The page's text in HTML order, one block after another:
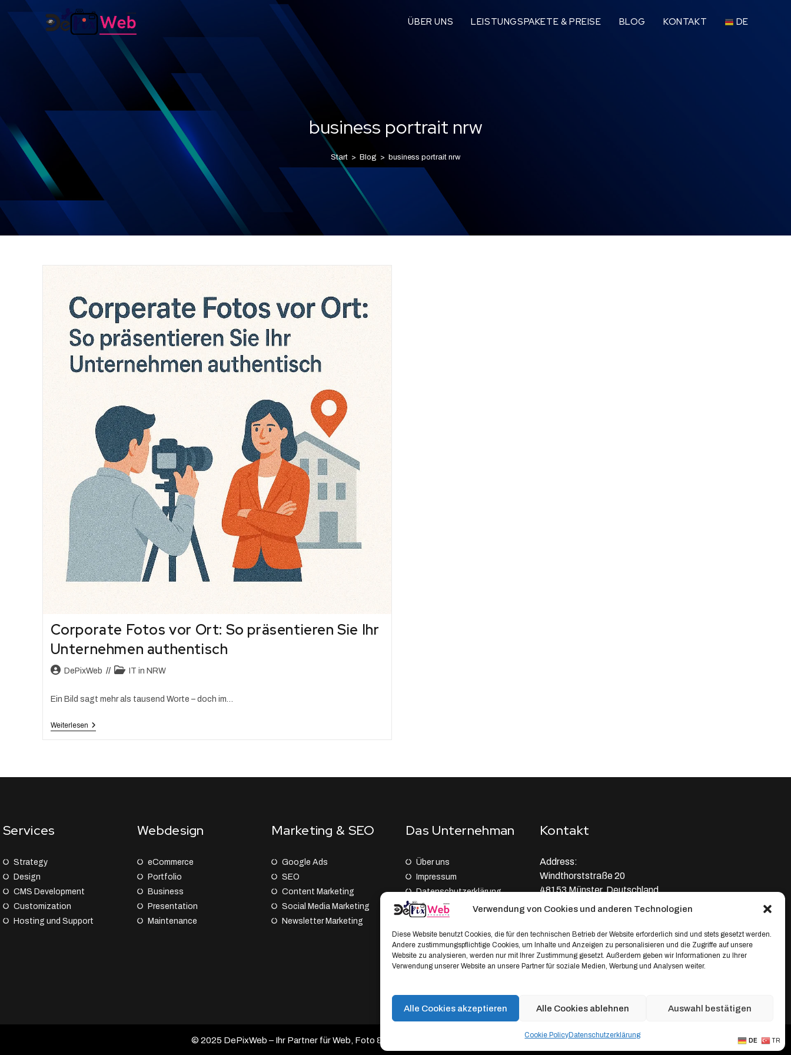
Verwendung von Cookies und anderen Technologien
Diese Website benutzt Cookies, die für den technischen Betrieb der Website erforderlich sind und stets gesetzt werden.
Andere zustimmungspflichtige Cookies, um Inhalte und Anzeigen zu personalisieren und die Zugriffe auf unsere
Website zu analysieren, werden nur mit Ihrer Zustimmung gesetzt. Außerdem geben wir Informationen zu Ihrer
Verwendung unserer Website an unsere Partner für soziale Medien, Werbung und Analysen weiter.
Alle Cookies akzeptieren Alle Cookies ablehnen Auswahl bestätigen
Cookie PolicyDatenschutz­erklärung
ÜBER UNS LEISTUNGSPAKETE & PREISE BLOG KONTAKT DE
business portrait nrw
Start > Blog > business portrait nrw
Corporate Fotos vor Ort: So präsentieren Sie Ihr
Unternehmen authentisch
DePixWeb IT in NRW
Ein Bild sagt mehr als tausend Worte – doch im…
Weiterlesen
Services
Strategy
Design
CMS Development
Customization
Hosting und Support
Webdesign
eCommerce
Portfolio
Business
Presentation
Maintenance
Marketing & SEO
Google Ads
SEO
Content Marketing
Social Media Marketing
Newsletter Marketing
Das Unternehman
Über uns
Impressum
Datenschutz­erklärung
AGB
Kontakt
Address:
Windthorststraße 20
48153 Münster, Deutschland
+4917664335685
Email
service@depixweb.de
© 2025 DePixWeb – Ihr Partner für Web, Foto & Branding. Developed by DePixWeb Creative Projects DE TR